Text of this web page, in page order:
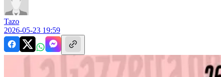
Tazo
2026-05-23 19:59